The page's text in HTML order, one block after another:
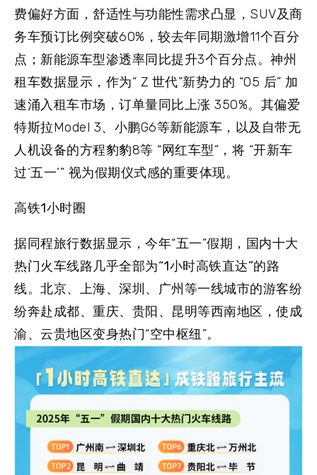
费偏好方面，舒适性与功能性需求凸显，SUV及商
务车预订比例突破60%，较去年同期激增11个百分
点；新能源车型渗透率同比提升3个百分点。神州
租车数据显示，作为“ Z 世代”新势力的 “05 后” 加
速涌入租车市场，订单量同比上涨 350%。其偏爱
特斯拉Model 3、小鹏G6等新能源车，以及自带无
人机设备的方程豹豹8等 “网红车型”，将 “开新车
过‘五一’” 视为假期仪式感的重要体现。
高铁1小时圈
据同程旅行数据显示，今年“五一”假期， 国内十大
热门火车线路几乎全部为“1小时高铁直达”的路
线。北京、上海、深圳、广州等一线城市的游客纷
纷奔赴成都、重庆、贵阳、昆明等西南地区，使成
渝、云贵地区变身热门“空中枢纽”。